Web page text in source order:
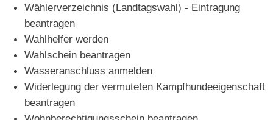
Wählerverzeichnis (Landtagswahl) - Eintragung
beantragen
Wahlhelfer werden
Wahlschein beantragen
Wasseranschluss anmelden
Widerlegung der vermuteten Kampfhundeeigenschaft
beantragen